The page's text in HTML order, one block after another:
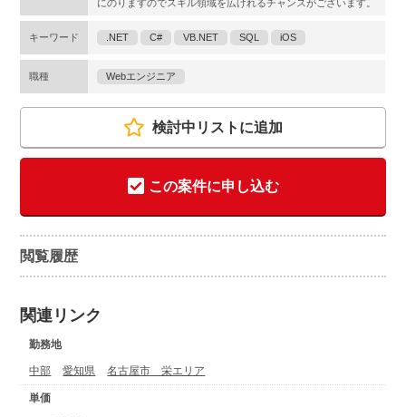
にのりますのでスキル領域を広げれるチャンスがございます。
キーワード .NET C# VB.NET SQL iOS
職種 Webエンジニア
検討中リストに追加
この案件に申し込む
閲覧履歴
関連リンク
勤務地
中部 愛知県 名古屋市 栄エリア
単価